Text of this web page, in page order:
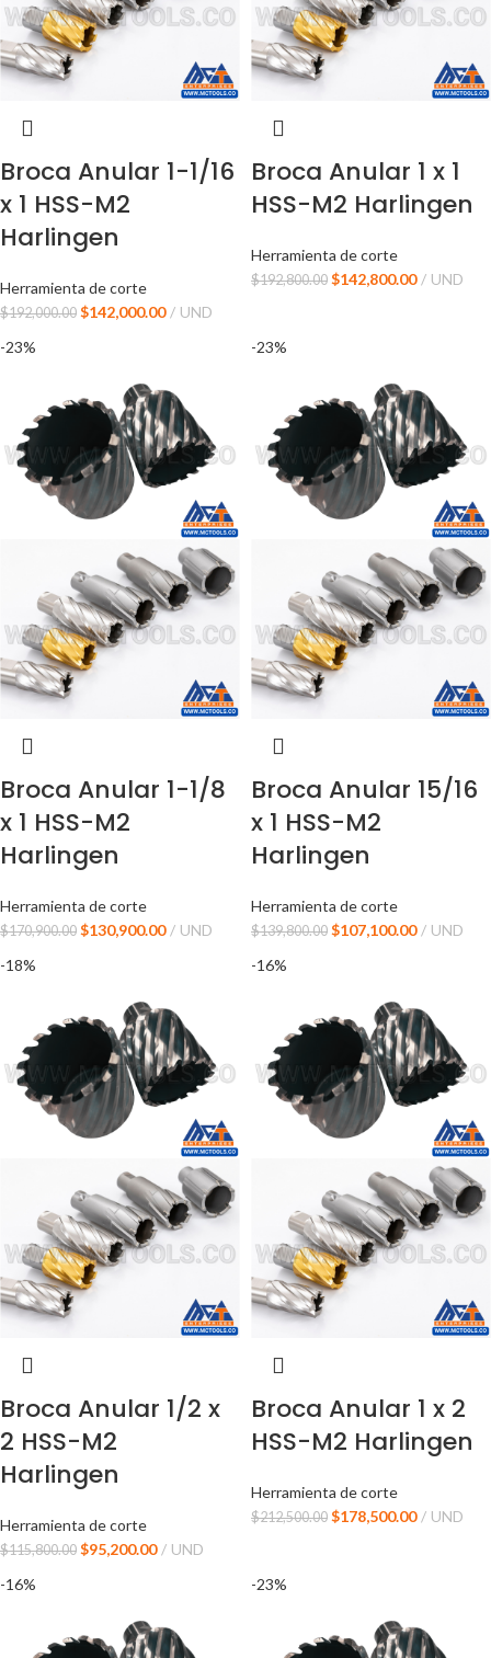
Broca Anular 1-1/16
x 1 HSS-M2
Harlingen
Herramienta de corte
$192,000.00 $142,000.00 UND
Broca Anular 1 x 1
HSS-M2 Harlingen
Herramienta de corte
$192,800.00 $142,800.00 UND
-23%
Broca Anular 1-1/8
x 1 HSS-M2
Harlingen
Herramienta de corte
$170,900.00 $130,900.00 UND
-23%
Broca Anular 15/16
x 1 HSS-M2
Harlingen
Herramienta de corte
$139,800.00 $107,100.00
UND
-18%
Broca Anular 1/2 x
2 HSS-M2
Harlingen
Herramienta de corte
$115,800.00 $95,200.00 UND
-16%
Broca Anular 1 x 2
HSS-M2 Harlingen
Herramienta de corte
$212,500.00 $178,500.00 UND
-16% -23%